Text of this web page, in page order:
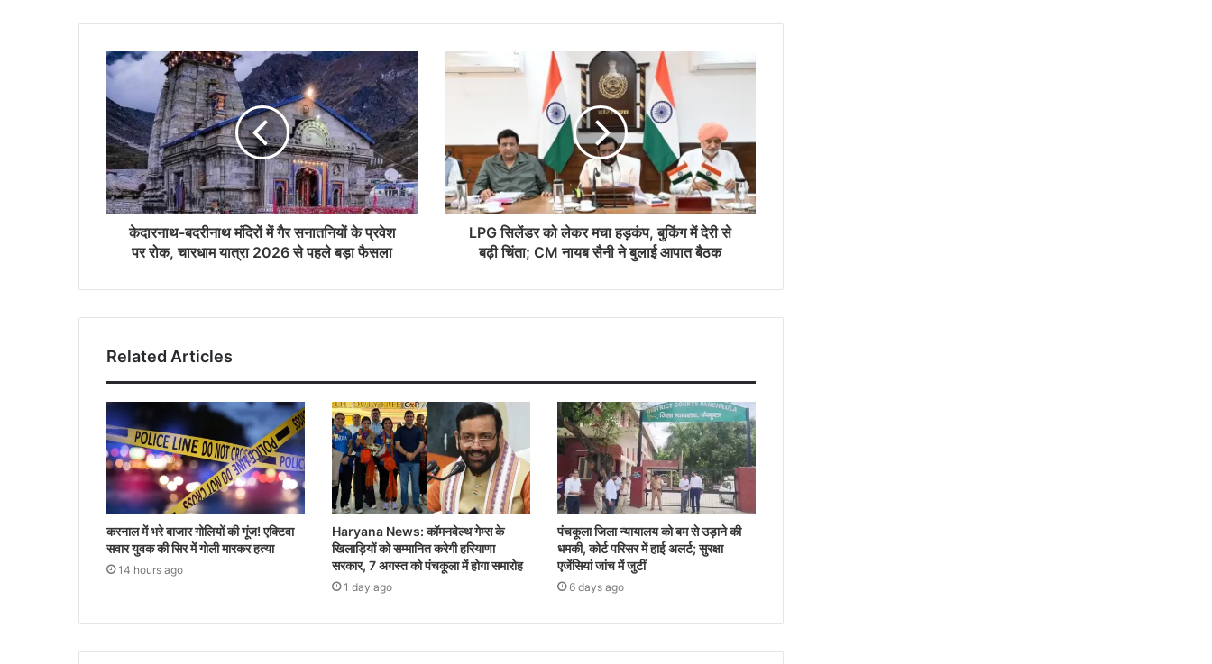
केदारनाथ-बदरीनाथ मंदिरों में गैर सनातनियों के प्रवेश
पर रोक, चारधाम यात्रा 2026 से पहले बड़ा फैसला
LPG सिलेंडर को लेकर मचा हड़कंप, बुकिंग में देरी से
बढ़ी चिंता; CM नायब सैनी ने बुलाई आपात बैठक
Related Articles
करनाल में भरे बाजार गोलियों की गूंज! एक्टिवा
सवार युवक की सिर में गोली मारकर हत्या
14 hours ago
Haryana News: कॉमनवेल्थ गेम्स के
खिलाड़ियों को सम्मानित करेगी हरियाणा
सरकार, 7 अगस्त को पंचकूला में होगा समारोह
1 day ago
पंचकूला जिला न्यायालय को बम से उड़ाने की
धमकी, कोर्ट परिसर में हाई अलर्ट; सुरक्षा
एजेंसियां जांच में जुटीं
6 days ago